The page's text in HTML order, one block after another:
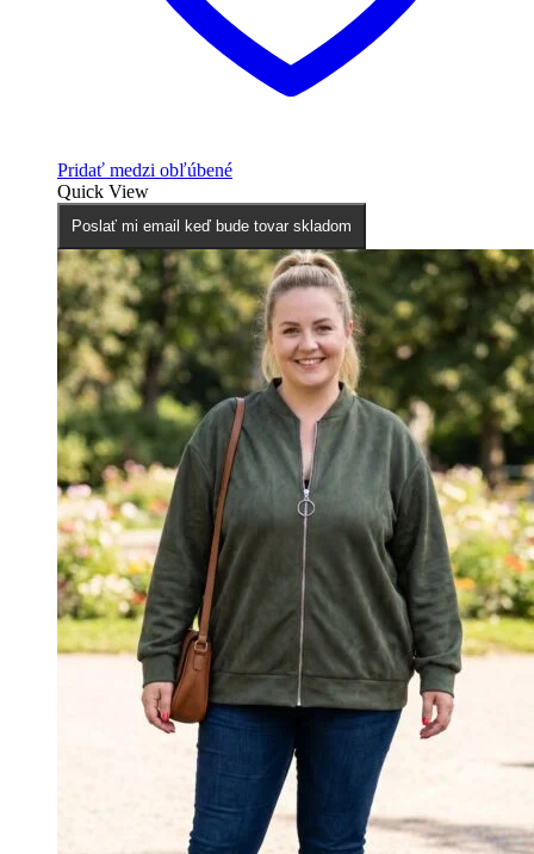
Pridať medzi obľúbené
Quick View
Poslať mi email keď bude tovar skladom